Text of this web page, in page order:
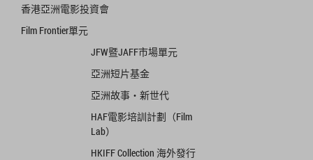
香港亞洲電影投資會
Film Frontier單元
JFW暨JAFF市場單元
亞洲短片基金
亞洲故事‧新世代
HAF電影培訓計劃（Film
Lab）
HKIFF Collection 海外發行